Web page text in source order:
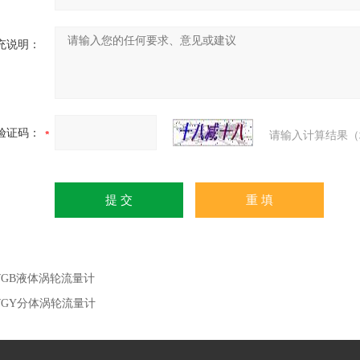
说明：
证码： 请输入计算结果
液体涡轮流量计
分体涡轮流量计